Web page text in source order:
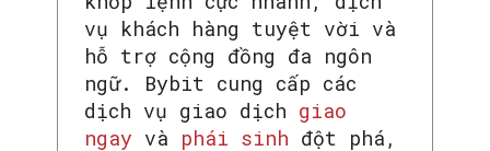
vụ khách hàng tuyệt vời và
hỗ trợ cộng đồng đa ngôn
ngữ. Bybit cung cấp các
dịch vụ giao dịch giao
ngay và phái sinh đột phá,